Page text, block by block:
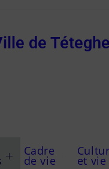
de
Cadre
de vie et